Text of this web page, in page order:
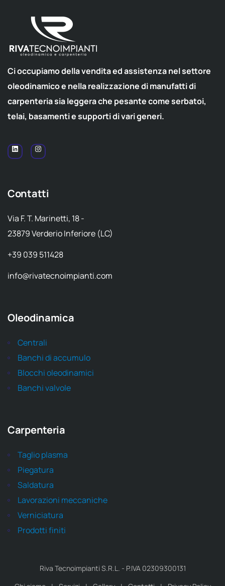
Ci occupiamo della vendita ed assistenza nel settore
oleodinamico e nella realizzazione di manufatti di
carpenteria sia leggera che pesante come serbatoi,
telai, basamenti e supporti di vari generi.
Contatti
Via F. T. Marinetti, 18 -
23879 Verderio Inferiore (LC)
+39 039 511428
info@rivatecnoimpianti.com
Oleodinamica
Centrali
Banchi di accumulo
Blocchi oleodinamici
Banchi valvole
Carpenteria
Taglio plasma
Piegatura
Saldatura
Lavorazioni meccaniche
Verniciatura
Prodotti finiti
Riva Tecnoimpianti S.R.L. - P.IVA 02309300131